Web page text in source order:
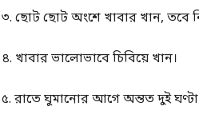
৩. ছোট ছোট অংশে খাবার খান, তবে
৪. খাবার ভালোভাবে চিবিয়ে খান।
৫. রাতে ঘুমানোর আগে অন্তত দুই ঘণ্টা